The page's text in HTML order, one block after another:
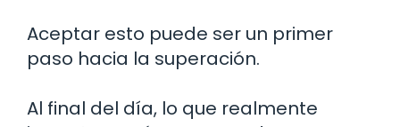
Aceptar esto puede ser un primer
paso hacia la superación.
Al final del día, lo que realmente